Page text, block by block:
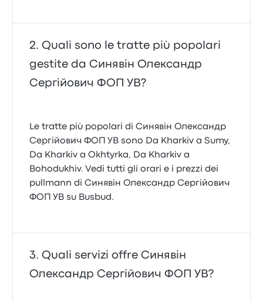
Quali sono le tratte più popolari
gestite da Синявін Олександр
Сергійович ФОП УВ?
Le tratte più popolari di Синявін Олександр
Сергійович ФОП УВ sono Da Kharkiv a Sumy,
Da Kharkiv a Okhtyrka, Da Kharkiv a
Bohodukhiv. Vedi tutti gli orari e i prezzi dei
pullmann di Синявін Олександр Сергійович
ФОП УВ su Busbud.
Quali servizi offre Синявін
Олександр Сергійович ФОП УВ?